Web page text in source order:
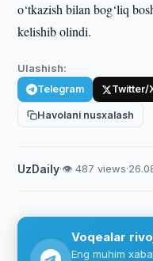
o‘tkazish bilan bog‘liq
kelishib olindi.
Ulashish:
Telegram Twitter/
Havolani nusxalash
UzDaily·👁 487 views·
Voqealar
Eng muhim